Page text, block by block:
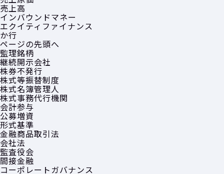
売上高
インバウンドマネー
エクイティファイナンス
か行
ページの先頭へ
監理銘柄
継続開示会社
株券不発行
株式等振替制度
株式名簿管理人
株式事務代行機関
会計参与
公募増資
形式基準
金融商品取引法
会社法
監査役会
間接金融
コーポレートガバナンス